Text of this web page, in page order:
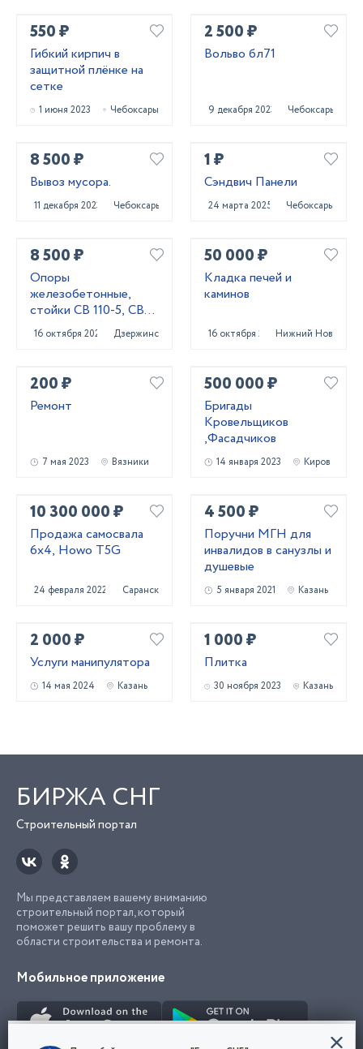
550 ₽
Гибкий кирпич в
защитной плёнке на
сетке
1 июня 2023 Чебоксары
2 500 ₽
Вольво бл71
9 декабря 2023 Чебоксары
8 500 ₽
Вывоз мусора.
11 декабря 2023 Чебоксары
1 ₽
Сэндвич Панели
24 марта 2025 Чебоксары
8 500 ₽
Опоры
железобетонные,
стойки СВ 110-5, СВ
95-3
16 октября 2025 Дзержинск
50 000 ₽
Кладка печей и
каминов
16 октября 2023Нижний Новгород
200 ₽
Ремонт
7 мая 2023 Вязники
500 000 ₽
Бригады
Кровельщиков
,Фасадчиков
14 января 2023 Киров
10 300 000 ₽
Продажа самосвала
6х4, Howo T5G
24 февраля 2022 Саранск
4 500 ₽
Поручни МГН для
инвалидов в санузлы и
душевые
5 января 2021 Казань
2 000 ₽
Услуги манипулятора
14 мая 2024 Казань
1 000 ₽
Плитка
30 ноября 2023 Казань
БИРЖА СНГ
Строительный портал
Мы представляем вашему вниманию
строительный портал, который
поможет решить вашу проблему в
области строительства и ремонта.
Мобильное приложение